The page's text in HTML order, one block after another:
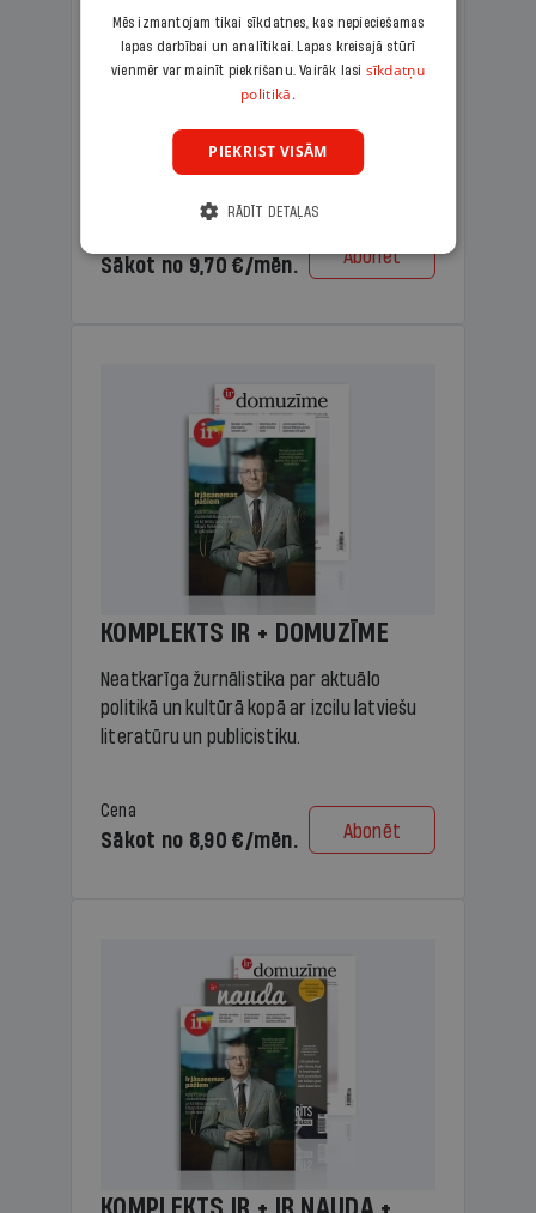
KOMPLEKTS IR + LASIS
Ģimenes komplekts – aizraujošs
lasāmžurnāls bērniem un analītiska
lasāmviela vecākiem.
Sākot no 9,70 €/mēn. Abonēt
KOMPLEKTS IR + DOMUZĪME
Neatkarīga žurnālistika par aktuālo
politikā un kultūrā kopā ar izcilu latviešu
literatūru un publicistiku.
Cena
Sākot no 8,90 €/mēn. Abonēt
Mēs izmantojam tikai sīkdatnes, kas nepieciešamas
lapas darbībai un analītikai. Lapas kreisajā stūrī
vienmēr var mainīt piekrišanu. Vairāk lasi sīkdatņu
politikā.
PIEKRIST VISĀM
RĀDĪT DETAĻAS